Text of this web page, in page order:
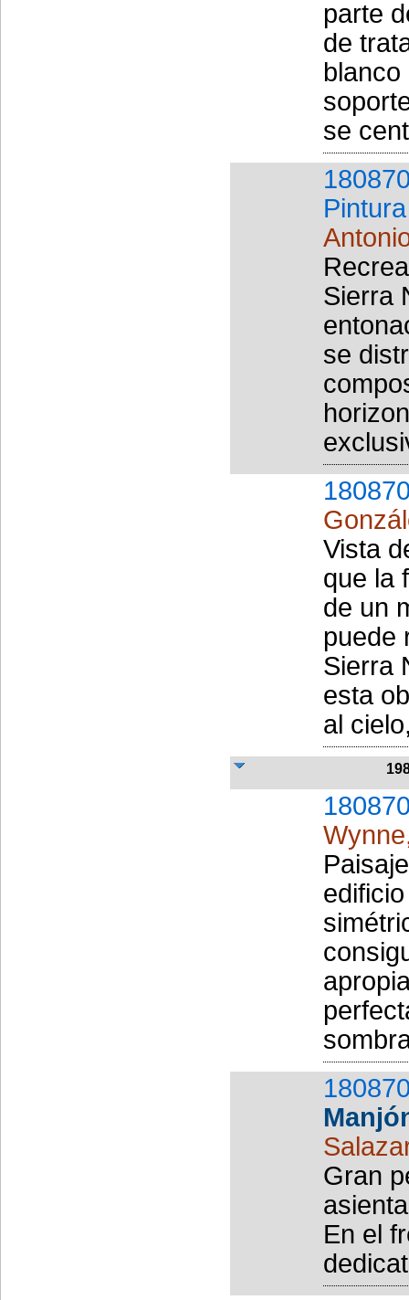
parte
de
se
Pintura
Sierra
se
Vista
que la
de un
puede
Sierra
esta
al
Gran
En el